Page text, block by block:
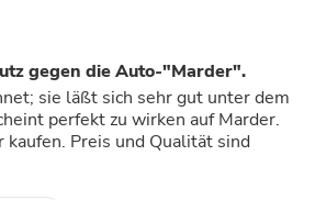
gegen die Auto-"Marder".
sie läßt sich sehr gut unter dem
kaufen. Preis und Qualität sind